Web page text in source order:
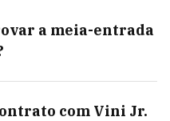
a meia-entrada
com Vini Jr.